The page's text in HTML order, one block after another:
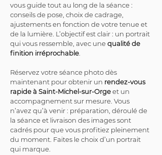
vous guide tout au long de la séance :
conseils de pose, choix de cadrage,
ajustements en fonction de votre tenue et
de la lumière. L’objectif est clair : un portrait
qui vous ressemble, avec une qualité de
finition irréprochable
Réservez votre séance photo dès
maintenant pour obtenir un rendez-vous
rapide à Saint-Michel-sur-Orge et un
accompagnement sur mesure. Vous
n’avez qu’à venir : préparation, déroulé de
la séance et livraison des images sont
cadrés pour que vous profitiez pleinement
du moment. Faites le choix d’un portrait
qui marque.